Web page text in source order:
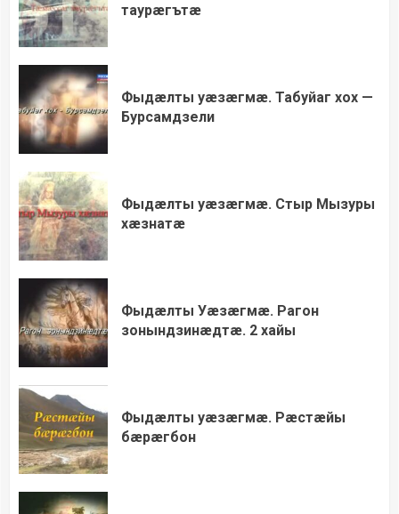
таурæгътæ
Фыдæлты уæзæгмæ. Табуйаг хох —
Бурсамдзели
Фыдæлты уæзæгмæ. Стыр Мызуры
хæзнатæ
Фыдæлты Уæзæгмæ. Рагон
зонындзинæдтæ. 2 хайы
Фыдæлты уæзæгмæ. Рæстæйы
бæрæгбон